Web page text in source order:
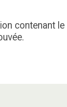
contenant le